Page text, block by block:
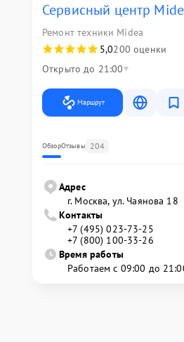
Сервисный центр
Ремонт техники Midea
5,0200 оценки
Открыто до 21:00
Маршрут
ОбзорОтзывы 204
Адрес
г. Москва, ул. Чаянова 18
Контакты
+7 (495) 023-73-25
+7 (800) 100-33-26
Время работы
Работаем с 09:00 до